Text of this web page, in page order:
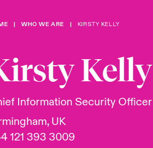
Conseil
Bonjour
Beazley.
Pleins feux
en 2024
Client Cyber
WHO WE ARE KIRSTY KELLY
Kelly
Information Security Officer
UK
121 393 3009